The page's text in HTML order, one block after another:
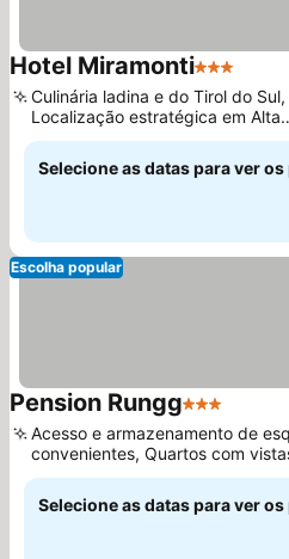
Hotel Miramonti3 Estrelas
Culinária ladina e do Tirol do Sul,
Localização estratégica em Alta
Badia
Selecione as datas para ver
Escolha popular
Pension Rungg3 Estrelas
Acesso e armazenamento de
convenientes, Quartos com
panorâmicas da montanha
Selecione as datas para ver